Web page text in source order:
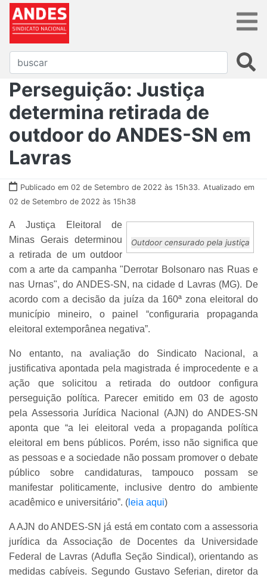
Perseguição: Justiça
determina retirada de
outdoor do ANDES-SN em
Lavras
Publicado em 02 de Setembro de 2022 às 15h33. Atualizado em
02 de Setembro de 2022 às 15h38
Outdoor censurado pela justiça
A Justiça Eleitoral de
Minas Gerais determinou
a retirada de um outdoor
com a arte da campanha "Derrotar Bolsonaro nas Ruas e
nas Urnas", do ANDES-SN, na cidade d Lavras (MG). De
acordo com a decisão da juíza da 160ª zona eleitoral do
município mineiro, o painel “configuraria propaganda
eleitoral extemporânea negativa”.
No entanto, na avaliação do Sindicato Nacional, a
justificativa apontada pela magistrada é improcedente e a
ação que solicitou a retirada do outdoor configura
perseguição política. Parecer emitido em 03 de agosto
pela Assessoria Jurídica Nacional (AJN) do ANDES-SN
aponta que “a lei eleitoral veda a propaganda política
eleitoral em bens públicos. Porém, isso não significa que
as pessoas e a sociedade não possam promover o debate
público sobre candidaturas, tampouco possam se
manifestar politicamente, inclusive dentro do ambiente
acadêmico e universitário”. ( leia aqui)
A AJN do ANDES-SN já está em contato com a assessoria
jurídica da Associação de Docentes da Universidade
Federal de Lavras (Adufla Seção Sindical), orientando as
medidas cabíveis. Segundo Gustavo Seferian, diretor da